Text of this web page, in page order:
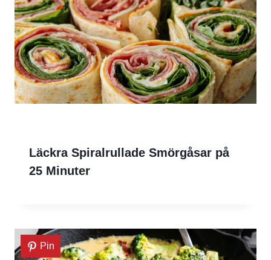
Läckra Spiralrullade Smörgåsar på
25 Minuter
Pin